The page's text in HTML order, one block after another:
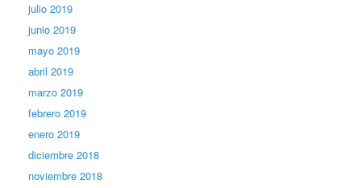
julio 2019
junio 2019
mayo 2019
abril 2019
marzo 2019
febrero 2019
enero 2019
diciembre 2018
noviembre 2018